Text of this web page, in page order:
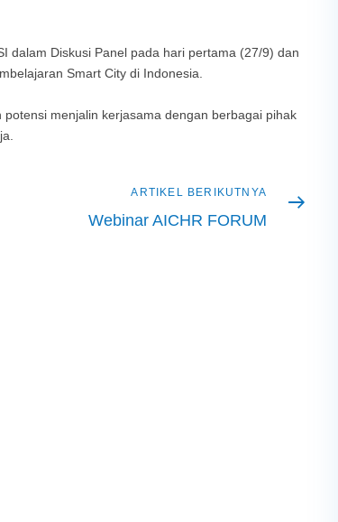
dalam Diskusi Panel pada hari pertama (27/9) dan
Smart City di Indonesia.
menjalin kerjasama dengan berbagai pihak
ARTIKEL BERIKUTNYA
Webinar AICHR FORUM